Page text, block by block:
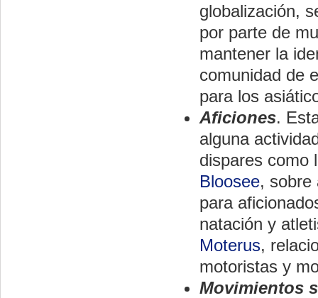
globalización,
por parte de
mantener la
comunidad de
para los
Aficiones.
alguna
dispares como
Bloosee, sobre
para
natación y
Moterus,
motoristas y
Movimientos